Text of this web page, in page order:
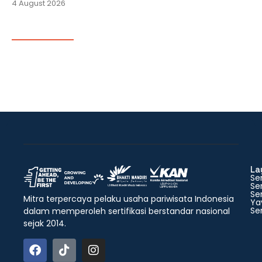
4 August 2026
Mitra terpercaya pelaku usaha pariwisata Indonesia
dalam memperoleh sertifikasi berstandar nasional
sejak 2014.